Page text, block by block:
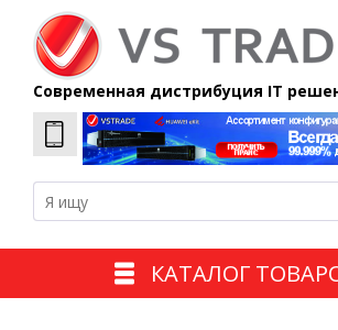
Современная дистрибуция IT
КАТАЛОГ